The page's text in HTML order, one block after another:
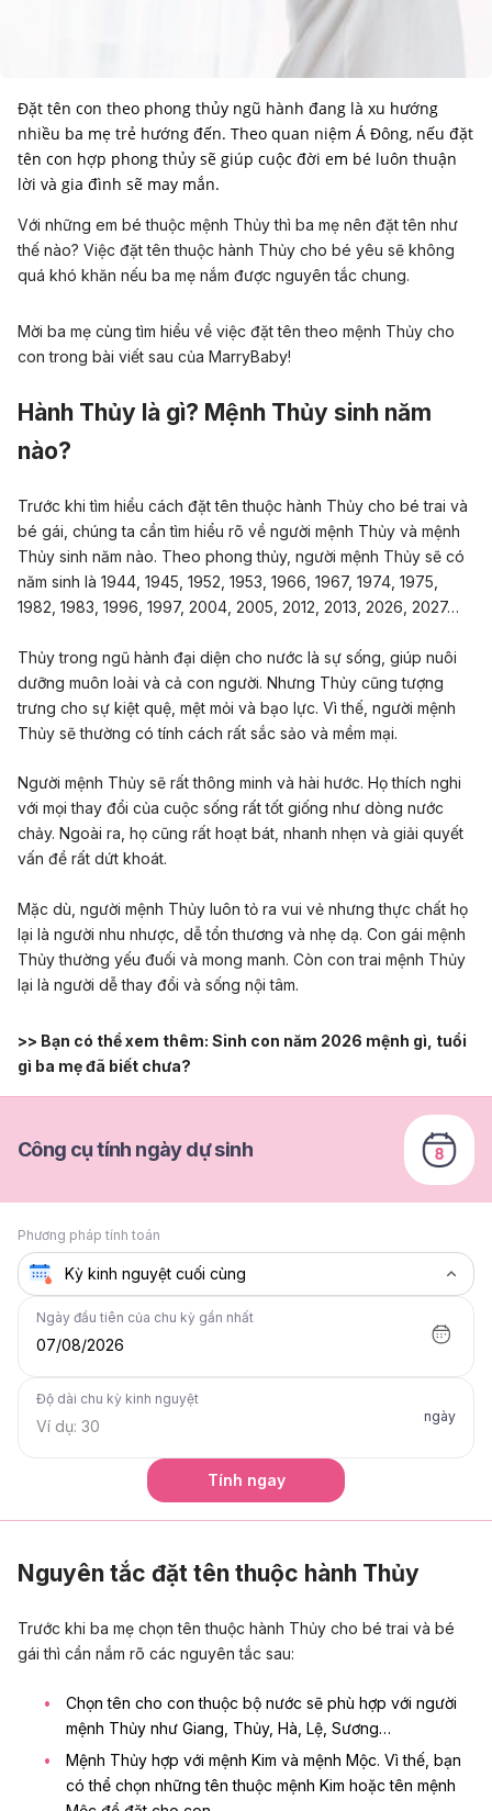
Đặt tên con theo phong thủy ngũ hành đang là xu hướng
nhiều ba mẹ trẻ hướng đến. Theo quan niệm Á Đông, nếu đặt
tên con hợp phong thủy sẽ giúp cuộc đời em bé luôn thuận
lời và gia đình sẽ may mắn.
Với những em bé thuộc mệnh Thủy thì ba mẹ nên đặt tên như
thế nào? Việc đặt tên thuộc hành Thủy cho bé yêu sẽ không
quá khó khăn nếu ba mẹ nắm được nguyên tắc chung.
Mời ba mẹ cùng tìm hiểu về việc đặt tên theo mệnh Thủy cho
con trong bài viết sau của MarryBaby!
Hành Thủy là gì? Mệnh Thủy sinh năm
nào?
Trước khi tìm hiểu cách đặt tên thuộc hành Thủy cho bé trai và
bé gái, chúng ta cần tìm hiểu rõ về người mệnh Thủy và mệnh
Thủy sinh năm nào. Theo phong thủy, người mệnh Thủy sẽ có
năm sinh là 1944, 1945, 1952, 1953, 1966, 1967, 1974, 1975,
1982, 1983, 1996, 1997, 2004, 2005, 2012, 2013, 2026, 2027…
Thủy trong ngũ hành đại diện cho nước là sự sống, giúp nuôi
dưỡng muôn loài và cả con người. Nhưng Thủy cũng tượng
trưng cho sự kiệt quệ, mệt mỏi và bạo lực. Vì thế, người mệnh
Thủy sẽ thường có tính cách rất sắc sảo và mềm mại.
Người mệnh Thủy sẽ rất thông minh và hài hước. Họ thích nghi
với mọi thay đổi của cuộc sống rất tốt giống như dòng nước
chảy. Ngoài ra, họ cũng rất hoạt bát, nhanh nhẹn và giải quyết
vấn đề rất dứt khoát.
Mặc dù, người mệnh Thủy luôn tỏ ra vui vẻ nhưng thực chất họ
lại là người nhu nhược, dễ tổn thương và nhẹ dạ. Con gái mệnh
Thủy thường yếu đuối và mong manh. Còn con trai mệnh Thủy
lại là người dễ thay đổi và sống nội tâm.
>> Bạn có thể xem thêm: Sinh con năm 2026 mệnh gì, tuổi
gì ba mẹ đã biết chưa?
Công cụ tính ngày dự sinh
Phương pháp tính toán
Ngày đầu tiên của chu kỳ gần nhất
07/08/2026
Độ dài chu kỳ kinh nguyệt
ngày
Tính ngay
Nguyên tắc đặt tên thuộc hành Thủy
Trước khi ba mẹ chọn tên thuộc hành Thủy cho bé trai và bé
gái thì cần nắm rõ các nguyên tắc sau:
Chọn tên cho con thuộc bộ nước sẽ phù hợp với người
mệnh Thủy như Giang, Thủy, Hà, Lệ, Sương…
Mệnh Thủy hợp với mệnh Kim và mệnh Mộc. Vì thế, bạn
có thể chọn những tên thuộc mệnh Kim hoặctên mệnh